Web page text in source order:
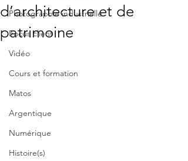
Photographie industrielle
Focus client
Vidéo
Cours et formation
Matos
Argentique
Numérique
Histoire(s)
d’architecture et de
patrimoine